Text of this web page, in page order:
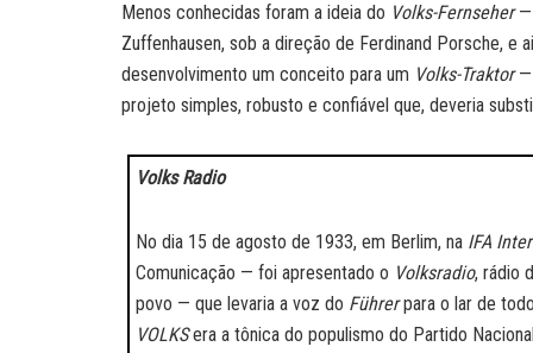
Menos conhecidas foram a ideia do Volks-Fernseher—
Zuffenhausen, sob a direção de Ferdinand Porsche, e
desenvolvimento um conceito para um Volks-Traktor—
projeto simples, robusto e confiável que, deveria
Volks Radio
No dia 15 de agosto de 1933, em Berlim, na IFA
Comunicação — foi apresentado o Volksradio, rádio
povo — que levaria a voz do Führerpara o lar de
VOLKSera a tônica do populismo do Partido